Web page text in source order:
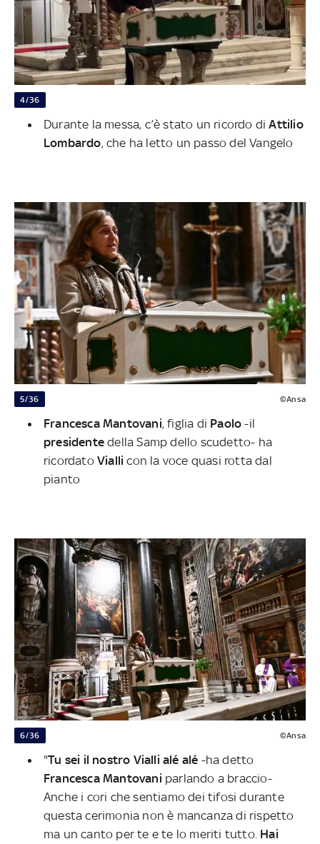
4/36
Durante la messa, c’è stato un ricordo diAttilio
Lombardo, che ha letto un passo del Vangelo
5/36 ©Ansa
Francesca Mantovani, figlia di Paolo-il
presidentedella Samp dello scudetto- ha
ricordato Viallicon la voce quasi rotta dal
pianto
6/36 ©Ansa
"Tu sei il nostro Vialli alé alé -ha detto
Francesca Mantovani parlando a braccio-
Anche i cori che sentiamo dei tifosi durante
questa cerimonia non è mancanza di rispetto
ma un canto per te e te lo meriti tutto. Hai